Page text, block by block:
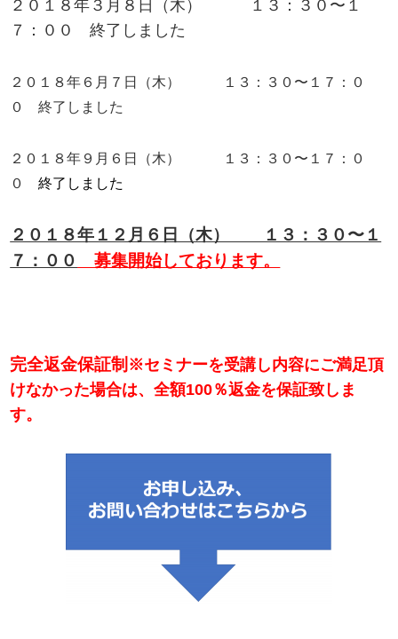
２０１８年３月８日（木） １３：３０〜１
７：００ 終了しました
２０１８年６月７日（木） １３：３０〜１７：０
０ 終了しました
２０１８年９月６日（木） １３：３０〜１７：０
０
終了しました
２０１８年１２月６日（木） １３：３０〜１
７：００
募集開始しております。
完全返金保証制 ※セミナーを受講し内容にご満足頂
けなかった場合は、全額100％返金を保証致しま
す。